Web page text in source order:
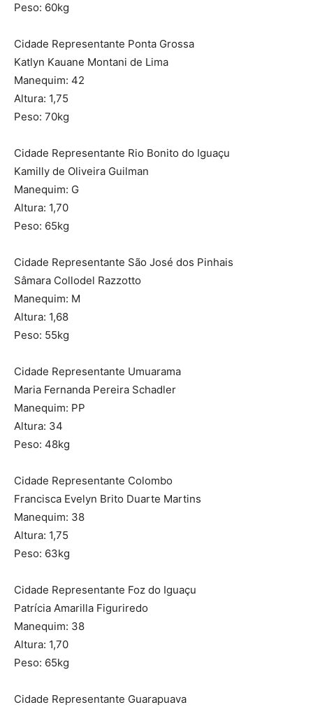
Peso: 60kg
Cidade Representante Ponta Grossa
Katlyn Kauane Montani de Lima
Manequim: 42
Altura: 1,75
Peso: 70kg
Cidade Representante Rio Bonito do Iguaçu
Kamilly de Oliveira Guilman
Manequim: G
Altura: 1,70
Peso: 65kg
Cidade Representante São José dos Pinhais
Sâmara Collodel Razzotto
Manequim: M
Altura: 1,68
Peso: 55kg
Cidade Representante Umuarama
Maria Fernanda Pereira Schadler
Manequim: PP
Altura: 34
Peso: 48kg
Cidade Representante Colombo
Francisca Evelyn Brito Duarte Martins
Manequim: 38
Altura: 1,75
Peso: 63kg
Cidade Representante Foz do Iguaçu
Patrícia Amarilla Figuriredo
Manequim: 38
Altura: 1,70
Peso: 65kg
Cidade Representante Guarapuava